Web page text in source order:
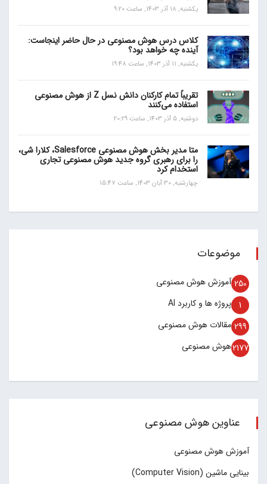
یکشنبه, 18 آذر 1403, ساعت 9:20
کلاس درس هوش مصنوعی در حال حاضر اینجاست:
آینده چه خواهد بود؟
یکشنبه, 11 آذر 1403, ساعت 19:48
تقریباً تمام کارکنان دانش نسل Z از هوش مصنوعی
استفاده می‌کنند
دوشنبه, 5 آذر 1403, ساعت 20:29
متا مدیر بخش هوش مصنوعی Salesforce، کلارا شی،
را برای رهبری گروه جدید هوش مصنوعی تجاری
استخدام کرد
چهارشنبه, 30 آبان 1403, ساعت 15:47
موضوعات
آموزش هوش مصنوعی 250
پروژه ها و کاربرد AI 1
مقالات هوش مصنوعی 299
هوش مصنوعی2177
عناوین هوش مصنوعی
آموزش هوش مصنوعی
بینایی ماشین (Computer Vision)